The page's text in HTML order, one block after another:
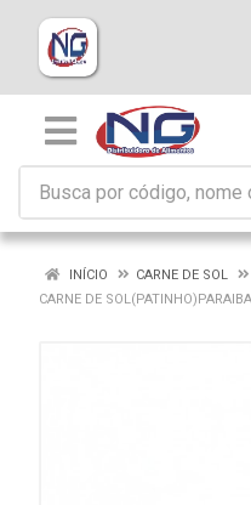
INÍCIO CARNE DE SOL
CARNE DE